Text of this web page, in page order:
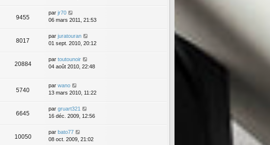
9455
par jr70
06 mars 2011, 21:53
8017
par juratouran
01 sept. 2010, 20:12
20884
par toutounoir
04 août 2010, 22:48
5740
par wano
13 mars 2010, 11:22
6645
par gruart321
16 déc. 2009, 12:56
10050
par bato77
08 oct. 2009, 21:02